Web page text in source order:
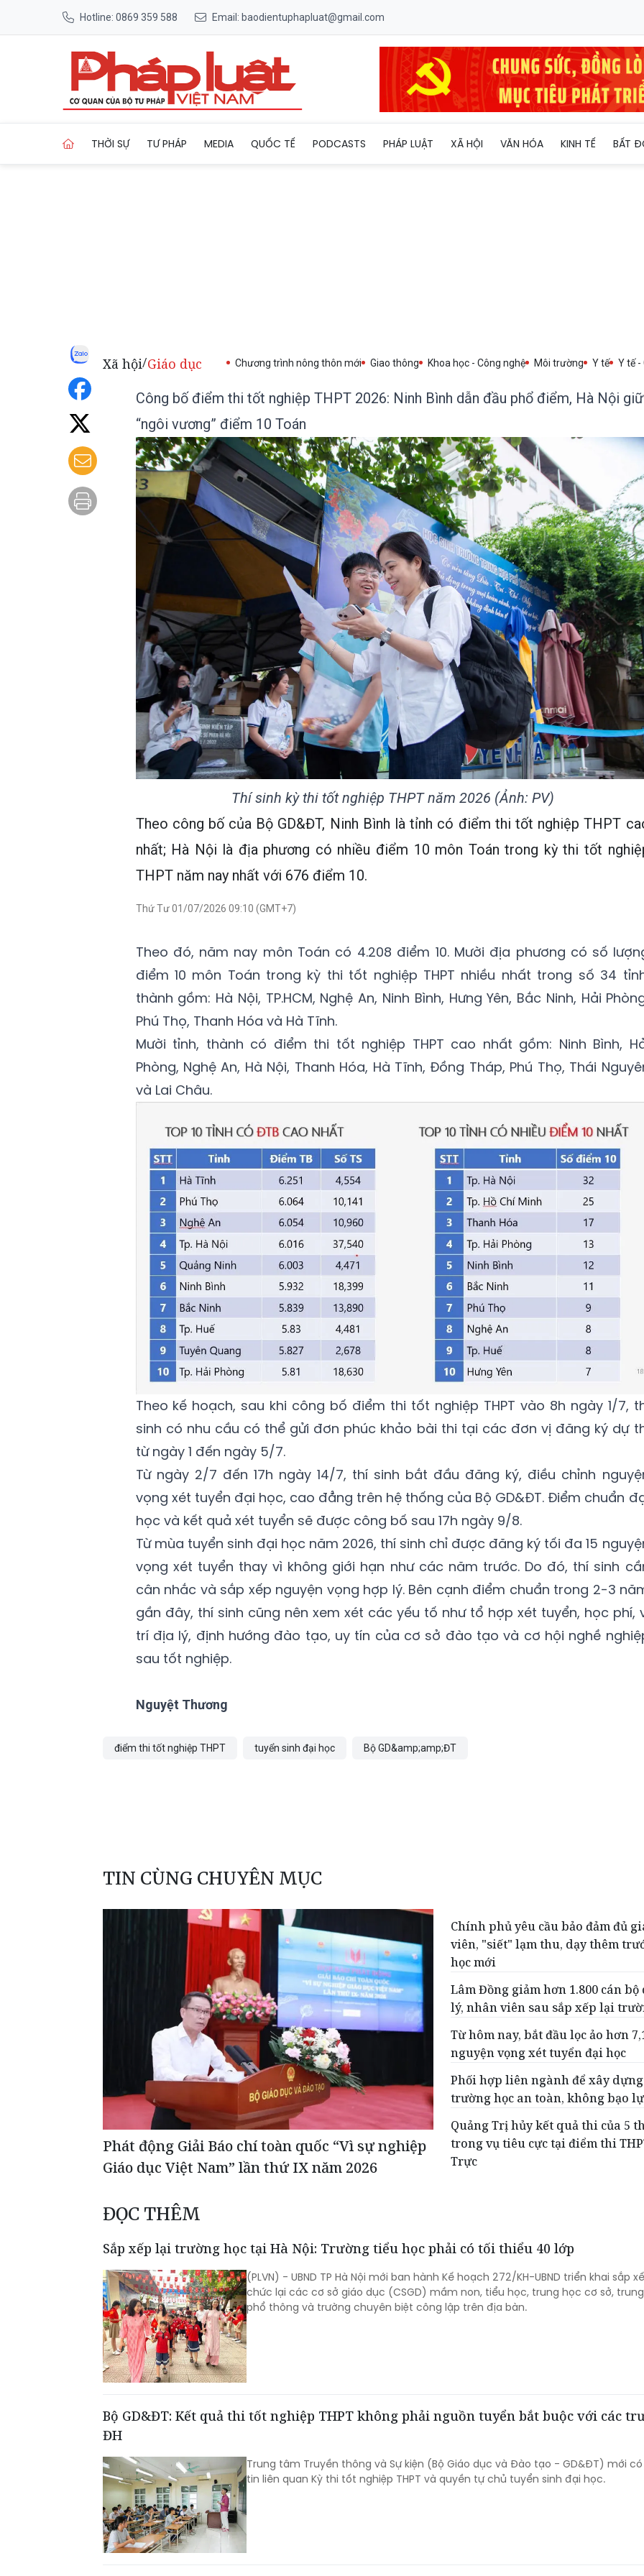
Hotline: 0869 359 588 Email: baodientuphapluat@gmail.com
THỜI SỰ TƯ PHÁP MEDIA QUỐC TẾ PODCASTS PHÁP LUẬT XÃ HỘI VĂN HÓA KINH TẾ BẤT
Xã hội/Giáo dục Chương trình nông thôn mới Giao thông Khoa học - Công nghệ Môi trường Y tế Y tế -
Công bố điểm thi tốt nghiệp THPT 2026: Ninh Bình dẫn đầu phổ điểm, Hà Nội giữ
“ngôi vương” điểm 10 Toán
Thí sinh kỳ thi tốt nghiệp THPT năm 2026 (Ảnh: PV)
Theo công bố của Bộ GD&ĐT, Ninh Bình là tỉnh có điểm thi tốt nghiệp THPT
nhất; Hà Nội là địa phương có nhiều điểm 10 môn Toán trong kỳ thi tốt
THPT năm nay nhất với 676 điểm 10.
Thứ Tư 01/07/2026 09:10 (GMT+7)
Theo đó, năm nay môn Toán có 4.208 điểm 10. Mười địa phương có số
điểm 10 môn Toán trong kỳ thi tốt nghiệp THPT nhiều nhất trong số 34
thành gồm: Hà Nội, TP.HCM, Nghệ An, Ninh Bình, Hưng Yên, Bắc Ninh, Hải
Phú Thọ, Thanh Hóa và Hà Tĩnh.
Mười tỉnh, thành có điểm thi tốt nghiệp THPT cao nhất gồm: Ninh Bình,
Phòng, Nghệ An, Hà Nội, Thanh Hóa, Hà Tĩnh, Đồng Tháp, Phú Thọ, Thái
và Lai Châu.
Theo kế hoạch, sau khi công bố điểm thi tốt nghiệp THPT vào 8h ngày 1/7,
sinh có nhu cầu có thể gửi đơn phúc khảo bài thi tại các đơn vị đăng ký dự
từ ngày 1 đến ngày 5/7.
Từ ngày 2/7 đến 17h ngày 14/7, thí sinh bắt đầu đăng ký, điều chỉnh
vọng xét tuyển đại học, cao đẳng trên hệ thống của Bộ GD&ĐT. Điểm chuẩn
học và kết quả xét tuyển sẽ được công bố sau 17h ngày 9/8.
Từ mùa tuyển sinh đại học năm 2026, thí sinh chỉ được đăng ký tối đa 15
vọng xét tuyển thay vì không giới hạn như các năm trước. Do đó, thí sinh
cân nhắc và sắp xếp nguyện vọng hợp lý. Bên cạnh điểm chuẩn trong 2-3
gần đây, thí sinh cũng nên xem xét các yếu tố như tổ hợp xét tuyển, học phí,
trí địa lý, định hướng đào tạo, uy tín của cơ sở đào tạo và cơ hội nghề
sau tốt nghiệp.
Nguyệt Thương
điểm thi tốt nghiệp THPT tuyển sinh đại học Bộ GD&amp;amp;ĐT
TIN CÙNG CHUYÊN MỤC
Phát động Giải Báo chí toàn quốc “Vì sự nghiệp
Giáo dục Việt Nam” lần thứ IX năm 2026
Chính phủ yêu cầu bảo đảm đủ
viên, "siết" lạm thu, dạy thêm
học mới
Lâm Đồng giảm hơn 1.800 cán bộ
lý, nhân viên sau sắp xếp lại
Từ hôm nay, bắt đầu lọc ảo hơn
nguyện vọng xét tuyển đại học
Phối hợp liên ngành để xây dựng
trường học an toàn, không bạo
Quảng Trị hủy kết quả thi của 5
trong vụ tiêu cực tại điểm thi
Trực
ĐỌC THÊM
Sắp xếp lại trường học tại Hà Nội: Trường tiểu học phải có tối thiểu 40 lớp
(PLVN) - UBND TP Hà Nội mới ban hành Kế hoạch 272/KH-UBND triển khai sắp
chức lại các cơ sở giáo dục (CSGD) mầm non, tiểu học, trung học cơ sở,
phổ thông và trường chuyên biệt công lập trên địa bàn.
Bộ GD&ĐT: Kết quả thi tốt nghiệp THPT không phải nguồn tuyển bắt buộc với các
ĐH
Trung tâm Truyền thông và Sự kiện (Bộ Giáo dục và Đào tạo - GD&ĐT) mới
tin liên quan Kỳ thi tốt nghiệp THPT và quyền tự chủ tuyển sinh đại học.